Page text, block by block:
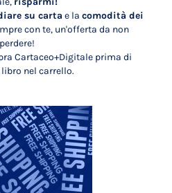
su carta e la comodità dei
con te, un'offerta da non
perdere!
Cartaceo+Digitale prima di
nel carrello.